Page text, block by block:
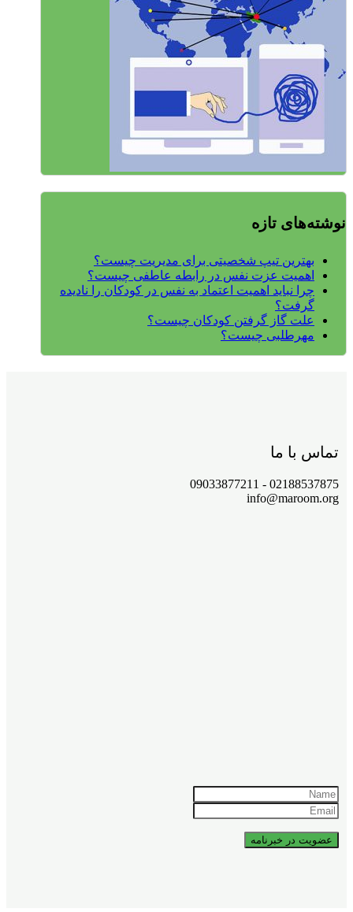
نوشته‌های تازه
بهترین تیپ شخصیتی برای مدیریت چیست؟
اهمیت عزت نفس در رابطه عاطفی چیست؟
چرا نباید اهمیت اعتماد به نفس در کودکان را نادیده
گرفت؟
علت گاز گرفتن کودکان چیست؟
مهرطلبی چیست؟
تماس با ما
02188537875 - 09033877211
info@maroom.org